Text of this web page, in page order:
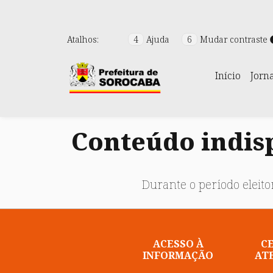
Atalhos: 4 Ajuda 6 Mudar contraste
Início
Conteúdo
Durante o período
ACESSO À
INFORMAÇÃO